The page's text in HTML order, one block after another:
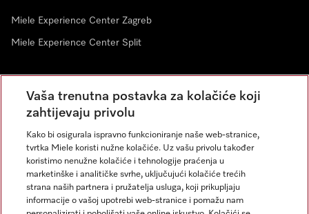
Miele Experience Center Zagreb
Miele Experience Center Split
Newsletter
Vaša trenutna postavka za kolačiće koji
zahtijevaju privolu
Kako bi osigurala ispravno funkcioniranje naše web-stranice,
tvrtka Miele koristi nužne kolačiće. Uz vašu privolu također
koristimo nenužne kolačiće i tehnologije praćenja u
marketinške i analitičke svrhe, uključujući kolačiće trećih
strana naših partnera i pružatelja usluga, koji prikupljaju
informacije o vašoj upotrebi web-stranice i pomažu nam